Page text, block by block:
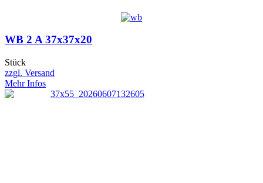
WB 2 A 37x37x20
Stück
zzgl. Versand
Mehr Infos